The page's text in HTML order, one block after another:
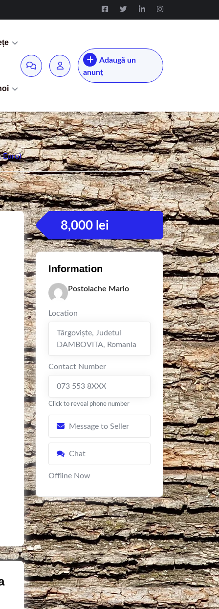
Adaugă un
anunț
Euro)
8,000 lei
Information
Postolache Mario
Location
Târgovişte, Judetul
DAMBOVITA, Romania
Contact Number
073 553 8XXX
Click to reveal phone number
Message to Seller
Chat
Offline Now